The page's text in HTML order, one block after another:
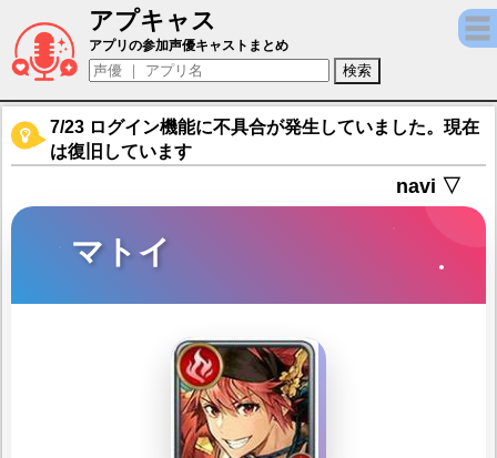
アプキャス
マトイ（声優：鈴木達央)【ヴァルキリーコ
アプリの参加声優キャストまとめ
7/23 ログイン機能に不具合が発生していました。現在
は復旧しています
navi ▽
マトイ